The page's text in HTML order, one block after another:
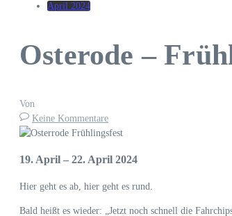
April 2024
Osterode –
Von
Keine Kommentare
19. April – 22. April 2024
Hier geht es ab, hier geht es rund.
Bald heißt es wieder: „Jetzt noch schnell die